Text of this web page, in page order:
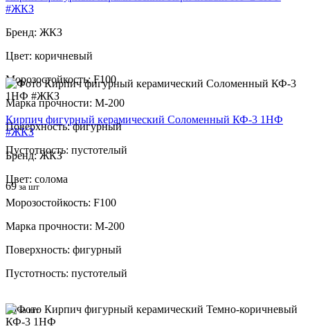
#ЖКЗ
Бренд: ЖКЗ
Цвет: коричневый
Морозостойкость: F100
Марка прочности: М-200
Поверхность: фигурный
Пустотность: пустотелый
69 за шт
Кирпич фигурный керамический Соломенный КФ-3 1НФ
#ЖКЗ
Бренд: ЖКЗ
Цвет: солома
Морозостойкость: F100
Марка прочности: М-200
Поверхность: фигурный
Пустотность: пустотелый
49за шт